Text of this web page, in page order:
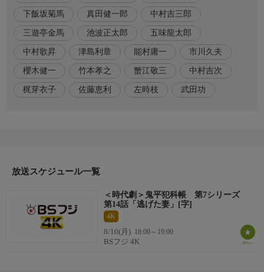
番組内容２
不機嫌なままに一人見回りに出た忠吾は、立ち寄った居酒屋で、
知り合いの浪人・藤田彦七（うじきつよし）と会う。
後妻のおみね（佐藤恵利）と、自分の娘・お弓（内泉朱賀）が一
緒だった。
藤田は二年前、妻が行方不明になり、その後妻におみねを迎えて
いた。
「連れて逃げて」という表現に忠吾は、背後に悪人がいるので
藤田はおりつに会いたいという。
まだ未練があるようだ。
忠吾は相模の彦十（江戸家猫八）に相談する。人生経験豊富な彦
十は、おりつが男と駆け落ちしたのは間違いないと言った。
下飯坂菊馬 真田健一郎 中村吉三郎
三遊亭金馬 池波正太郎 五味龍太郎
中村歌昇 津島利章 能村庸一 市川久夫
櫻木健一 竹本孝之 蟹江敬三 中村吉次
梶芽衣子 佐藤恵利 左時枝 武田功
放送スケジュール一覧
＜時代劇＞鬼平犯科帳 第7シリーズ
第14話「逃げた妻」[字]
4K
8/10(月) 18:00～19:00
BSフジ 4K